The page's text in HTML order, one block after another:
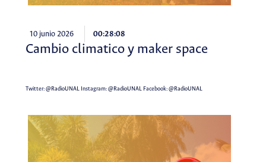
10 junio 2026 00:28:08
Cambio climatico y maker space
Twitter:@RadioUNALInstagram:@RadioUNALFacebook:@RadioUNAL